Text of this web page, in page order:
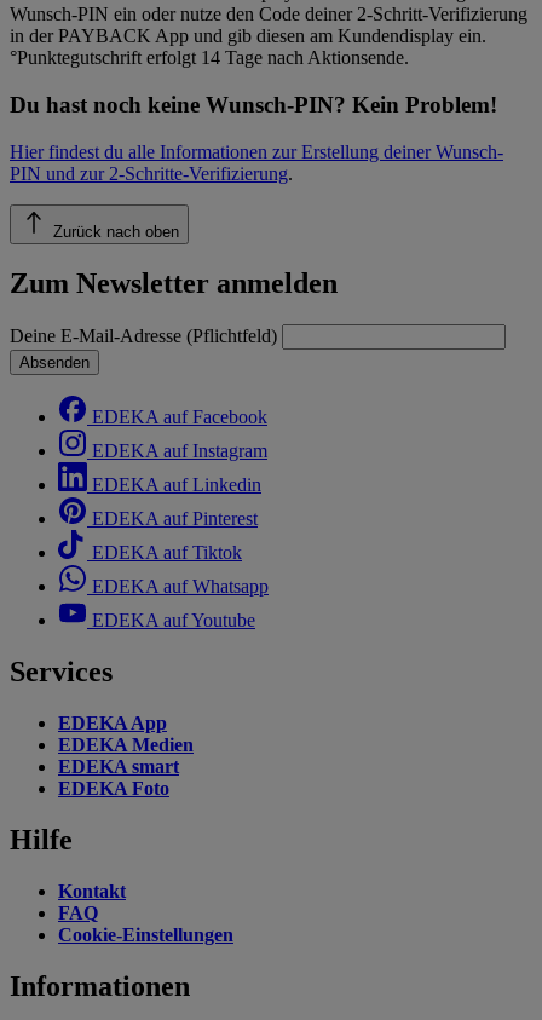
Wunsch-PIN ein oder nutze den Code deiner 2-Schritt-Verifizierung
in der PAYBACK App und gib diesen am Kundendisplay ein.
°Punktegutschrift erfolgt 14 Tage nach Aktionsende.
Du hast noch keine Wunsch-PIN? Kein Problem!
Hier findest du alle Informationen zur Erstellung deiner Wunsch-
PIN und zur 2-Schritte-Verifizierung.
Zurück nach oben
Zum Newsletter anmelden
Deine E-Mail-Adresse (Pflichtfeld)
Absenden
EDEKA auf Facebook
EDEKA auf Instagram
EDEKA auf Linkedin
EDEKA auf Pinterest
EDEKA auf Tiktok
EDEKA auf Whatsapp
EDEKA auf Youtube
Services
EDEKA App
EDEKA Medien
EDEKA smart
EDEKA Foto
Hilfe
Kontakt
FAQ
Cookie-Einstellungen
Informationen